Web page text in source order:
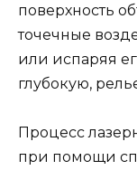
поверхность
точечные
или испаряя
глубокую,
Процесс
при помощи